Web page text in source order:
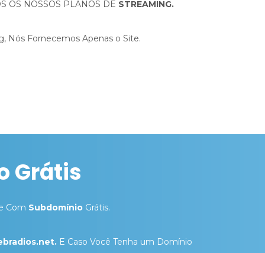
OS NOSSOS PLANOS DE STREAMING.
Nós Fornecemos Apenas o Site.
Grátis
Com Subdomínio Grátis.
E Caso Você Tenha um Domínio